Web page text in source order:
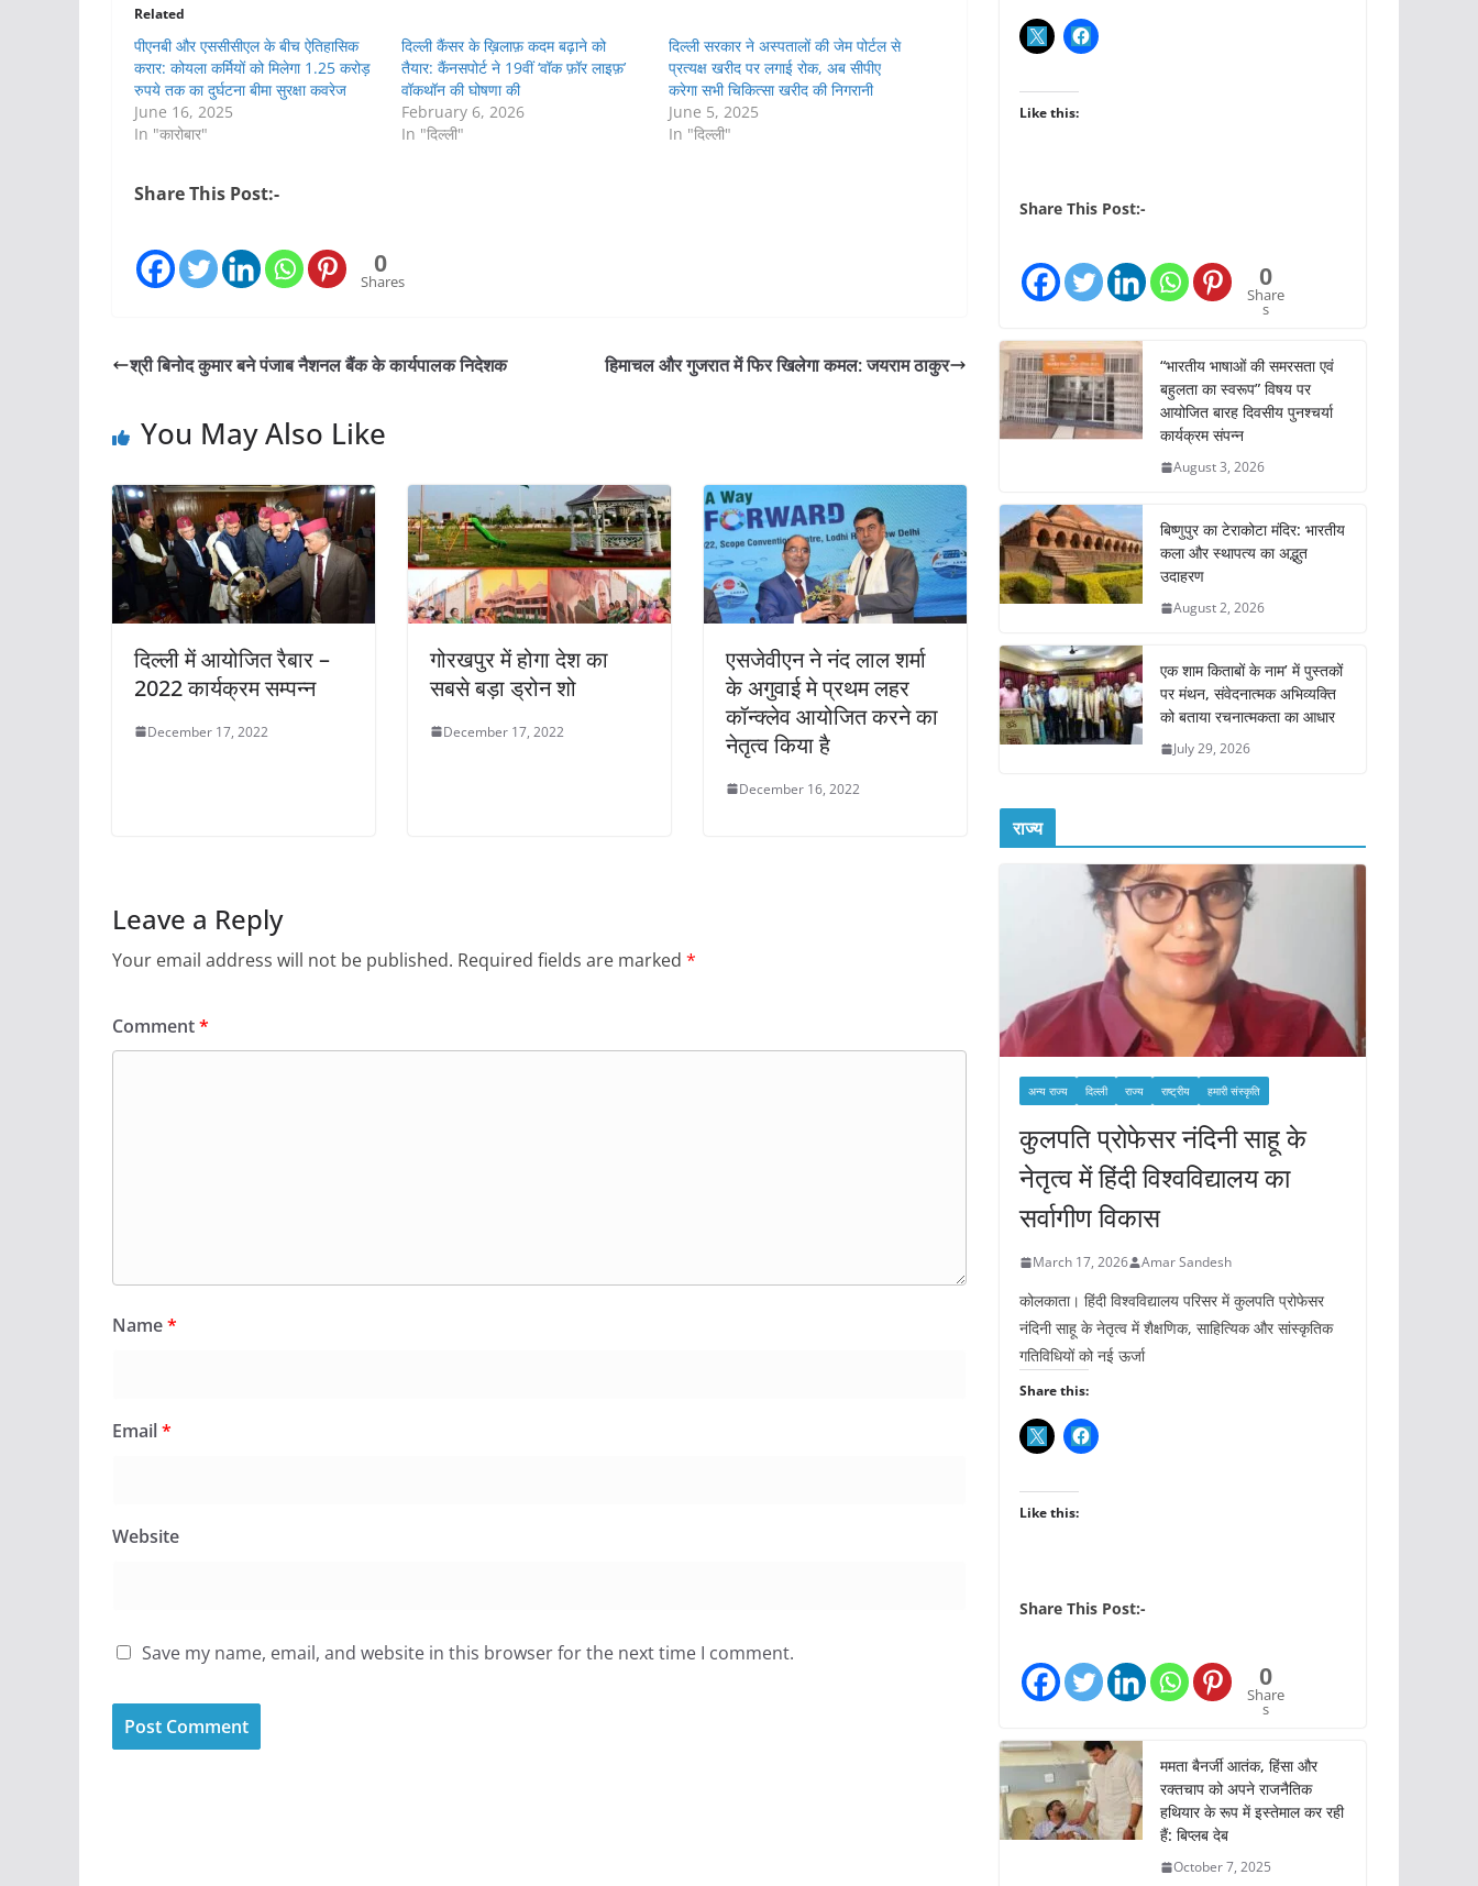
Related
पीएनबी और एससीसीएल के बीच ऐतिहासिक
करार: कोयला कर्मियों को मिलेगा 1.25 करोड़
रुपये तक का दुर्घटना बीमा सुरक्षा कवरेज
June 16, 2025
In "कारोबार"
दिल्ली कैंसर के ख़िलाफ़ कदम बढ़ाने को
तैयार: कैंनसपोर्ट ने 19वीं ‘वॉक फ़ॉर लाइफ़’
वॉकथॉन की घोषणा की
February 6, 2026
In "दिल्ली"
दिल्ली सरकार ने अस्पतालों की जेम पोर्टल से
प्रत्यक्ष खरीद पर लगाई रोक, अब सीपीए
करेगा सभी चिकित्सा खरीद की निगरानी
June 5, 2025
In "दिल्ली"
Share This Post:-
0
Shares
श्री बिनोद कुमार बने पंजाब नैशनल बैंक के कार्यपालक निदेशक हिमाचल और गुजरात में फिर खिलेगा कमल: जयराम ठाकुर
You May Also Like
दिल्ली में आयोजित रैबार –
2022 कार्यक्रम सम्पन्न
December 17, 2022
गोरखपुर में होगा देश का
सबसे बड़ा ड्रोन शो
December 17, 2022
एसजेवीएन ने नंद लाल शर्मा
के अगुवाई मे प्रथम लहर
कॉन्क्लेव आयोजित करने का
नेतृत्‍व किया है
December 16, 2022
Leave a Reply
Your email address will not be published. Required fields are marked *
Comment*
Name*
Email*
Website
Save my name, email, and website in this browser for the next time I comment.
Like this:
Share This Post:-
0
Share
s
“भारतीय भाषाओं की समरसता एवं
बहुलता का स्वरूप” विषय पर
आयोजित बारह दिवसीय पुनश्चर्या
कार्यक्रम संपन्न
August 3, 2026
बिष्णुपुर का टेराकोटा मंदिर: भारतीय
कला और स्थापत्य का अद्भुत
उदाहरण
August 2, 2026
एक शाम किताबों के नाम’ में पुस्तकों
पर मंथन, संवेदनात्मक अभिव्यक्ति
को बताया रचनात्मकता का आधार
July 29, 2026
राज्य
अन्य राज्य दिल्ली राज्य राष्ट्रीय हमारी संस्कृति
कुलपति प्रोफेसर नंदिनी साहू के
नेतृत्व में हिंदी विश्वविद्यालय का
सर्वागीण विकास
March 17, 2026 Amar Sandesh
कोलकाता। हिंदी विश्वविद्यालय परिसर में कुलपति प्रोफेसर
नंदिनी साहू के नेतृत्व में शैक्षणिक, साहित्यिक और सांस्कृतिक
गतिविधियों को नई ऊर्जा
Share this:
Like this:
Share This Post:-
0
Share
s
ममता बैनर्जी आतंक, हिंसा और
रक्तचाप को अपने राजनैतिक
हथियार के रूप में इस्तेमाल कर रही
हैं: बिप्लब देब
October 7, 2025